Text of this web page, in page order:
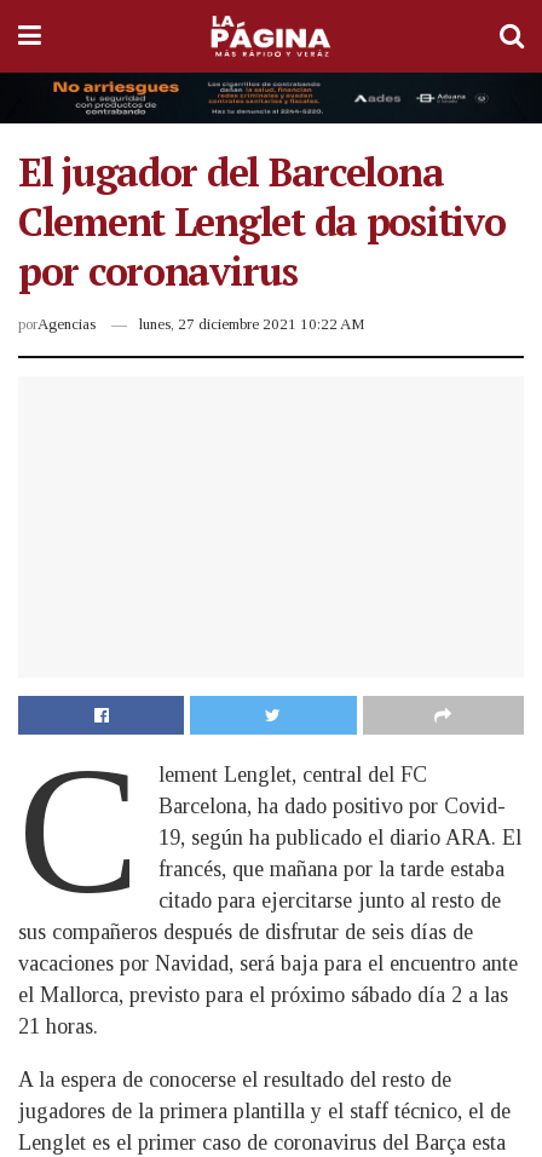
El jugador del Barcelona
Clement Lenglet da positivo
por coronavirus
porAgencias lunes, 27 diciembre 2021 10:22 AM
C
lement Lenglet, central del FC
Barcelona, ha dado positivo por Covid-
19, según ha publicado el diario ARA. El
francés, que mañana por la tarde estaba
citado para ejercitarse junto al resto de
sus compañeros después de disfrutar de seis días de
vacaciones por Navidad, será baja para el encuentro ante
el Mallorca, previsto para el próximo sábado día 2 a las
21 horas.
A la espera de conocerse el resultado del resto de
jugadores de la primera plantilla y el staff técnico, el de
Lenglet es el primer caso de coronavirus del Barça esta